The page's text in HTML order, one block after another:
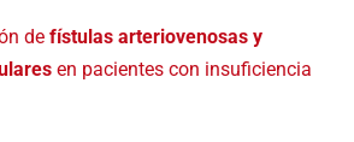
defístulas arteriovenosas y
en pacientes con insuficiencia